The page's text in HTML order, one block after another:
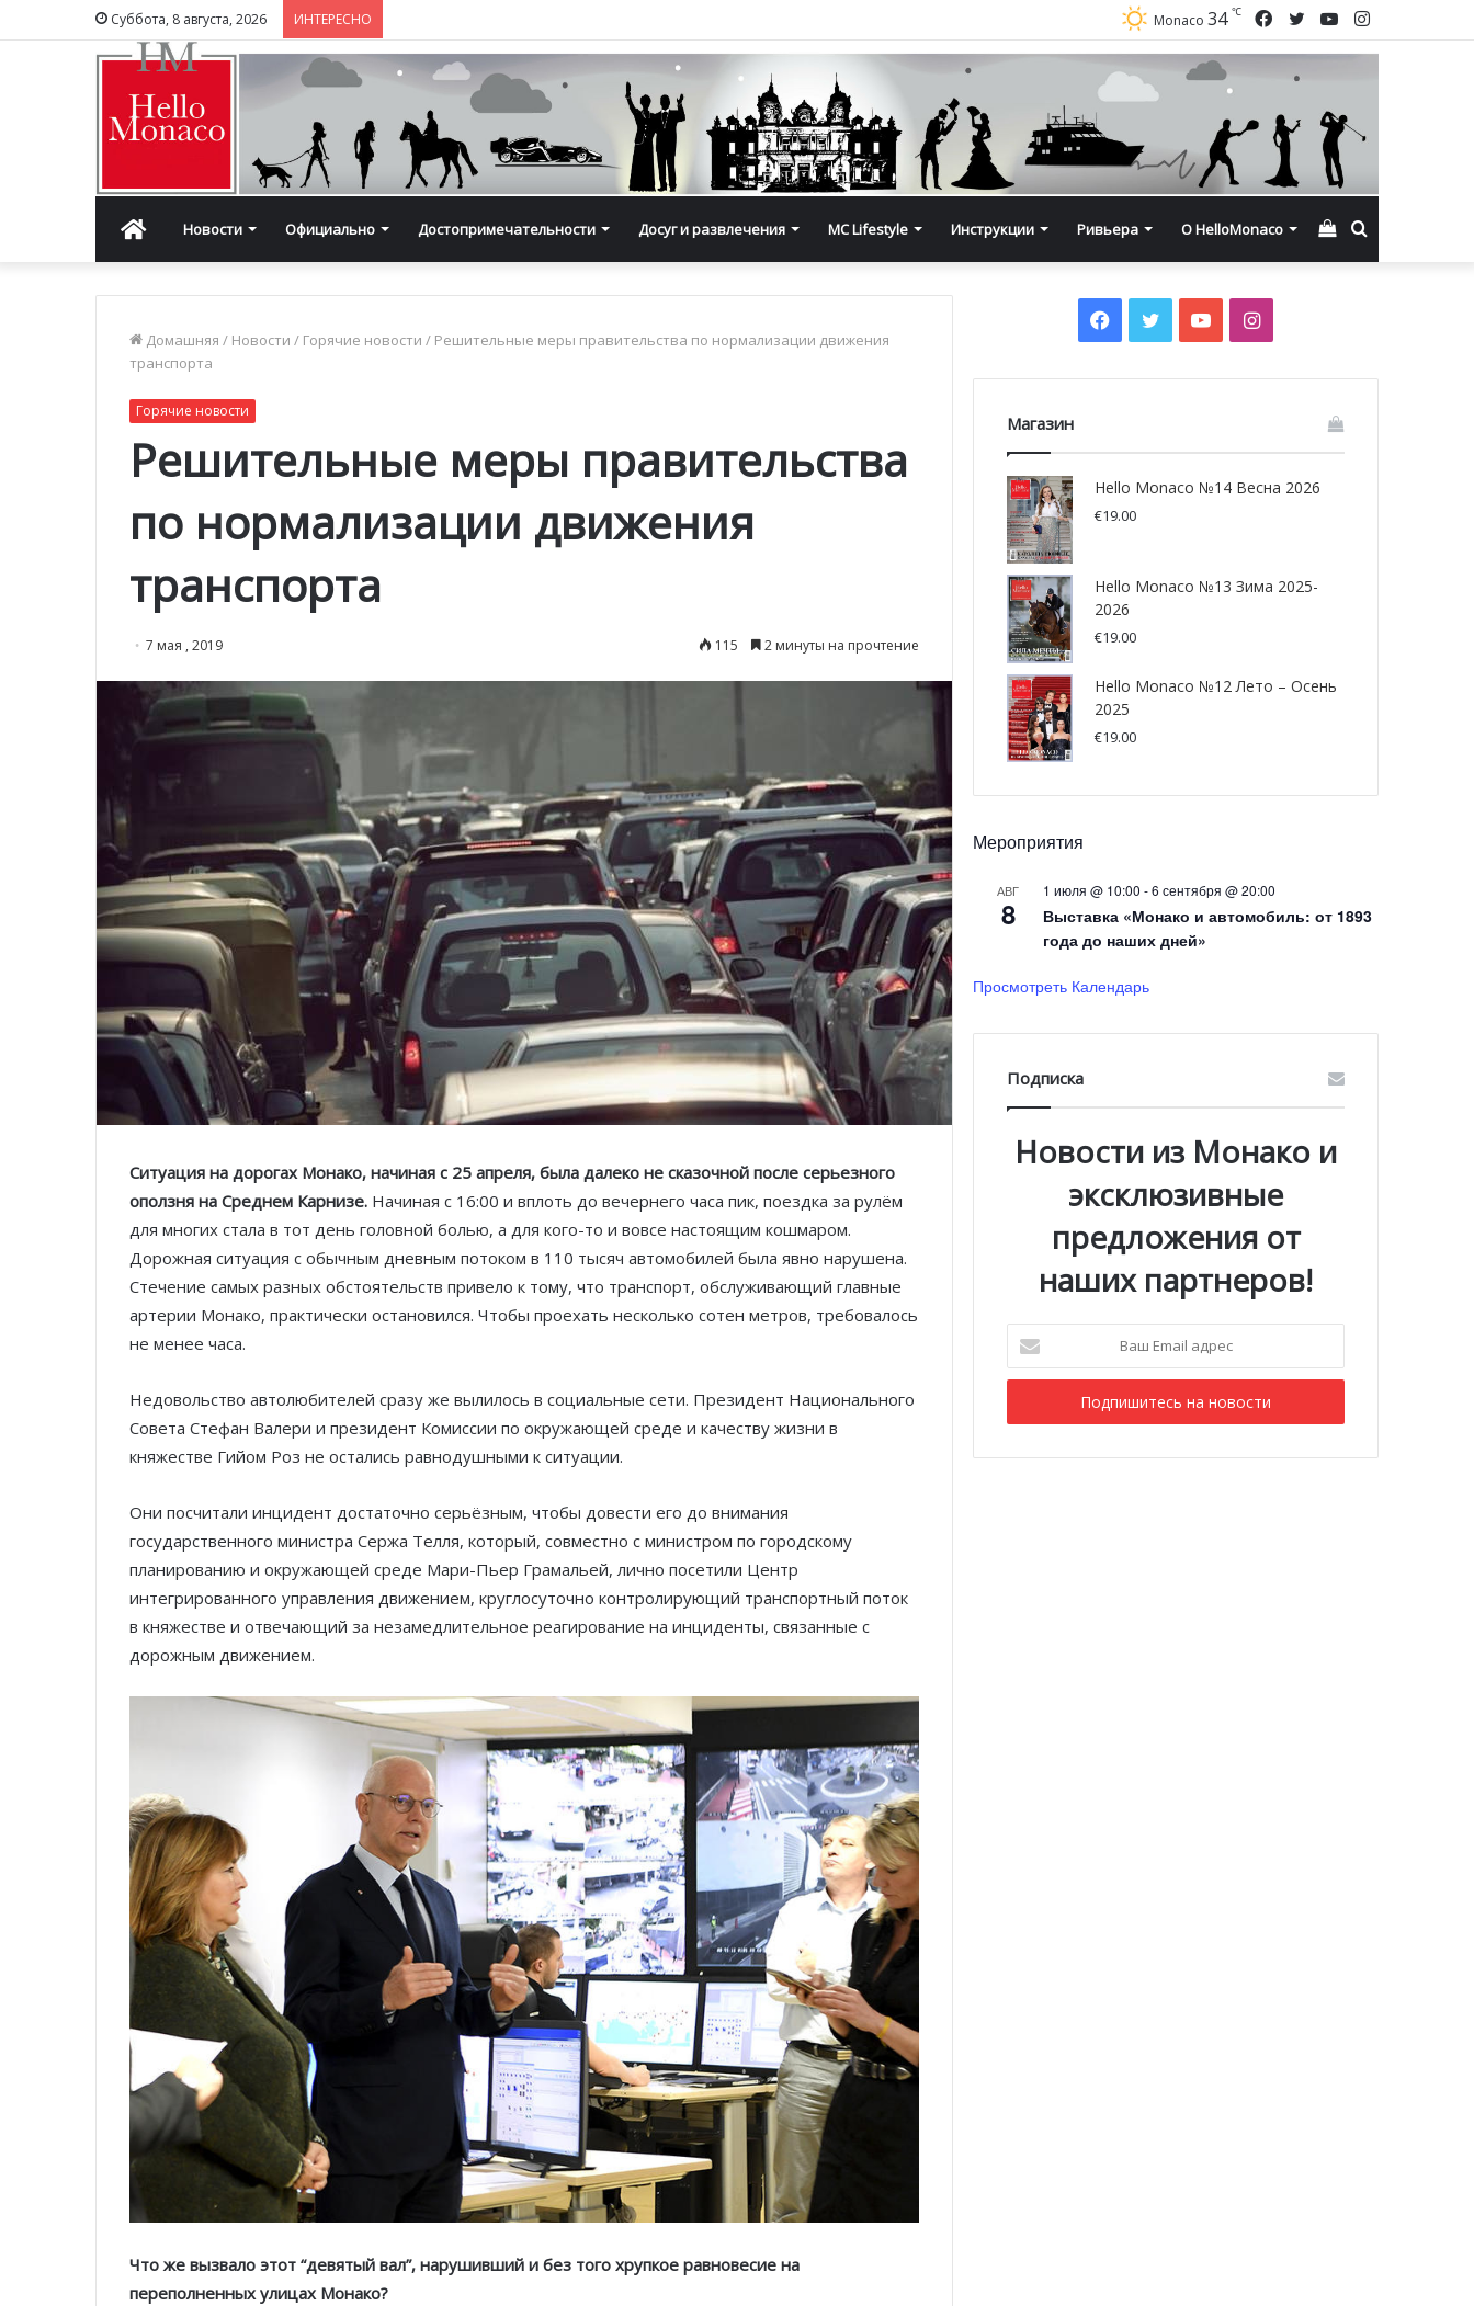
Суббота, 8 августа, 2026 ИНТЕРЕСНО Instagram
YouTube
Twitter
Facebook
Monaco 34 ℃
ГлавнаяНовости Официально Достопримечательности Досуг и развлечения MC Lifestyle Инструкции Ривьера О HelloMonaco Смотреть
Домашняя / Новости / Горячие новости / Решительные меры правительства по нормализации движения
транспорта
Горячие новости
Решительные меры правительства
по нормализации движения
транспорта
7 мая , 2019 115 2 минуты на прочтение
Ситуация на дорогах Монако, начиная с 25 апреля, была далеко не сказочной после серьезного
оползня на Среднем Карнизе. Начиная с 16:00 и вплоть до вечернего часа пик, поездка за рулём
для многих стала в тот день головной болью, а для кого-то и вовсе настоящим кошмаром.
Дорожная ситуация с обычным дневным потоком в 110 тысяч автомобилей была явно нарушена.
Стечение самых разных обстоятельств привело к тому, что транспорт, обслуживающий главные
артерии Монако, практически остановился. Чтобы проехать несколько сотен метров, требовалось
не менее часа.
Недовольство автолюбителей сразу же вылилось в социальные сети. Президент Национального
Совета Стефан Валери и президент Комиссии по окружающей среде и качеству жизни в
княжестве Гийом Роз не остались равнодушными к ситуации.
Они посчитали инцидент достаточно серьёзным, чтобы довести его до внимания
государственного министра Сержа Телля, который, совместно с министром по городскому
планированию и окружающей среде Мари-Пьер Грамальей, лично посетили Центр
интегрированного управления движением, круглосуточно контролирующий транспортный поток
в княжестве и отвечающий за незамедлительное реагирование на инциденты, связанные с
дорожным движением.
Что же вызвало этот “девятый вал”, нарушивший и без того хрупкое равновесие на
переполненных улицах Монако?
Facebook
TwitterYouTubeInstagram
Магазин
Hello Monaco №14 Весна 2026
€19.00
Hello Monaco №13 Зима 2025-
2026
€19.00
Hello Monaco №12 Лето – Осень
2025
€19.00
Мероприятия
АВГ
8
1 июля @ 10:00 -6 сентября @ 20:00
Выставка «Монако и автомобиль: от 1893
года до наших дней»
Просмотреть Календарь
Подписка
Новости из Монако и
эксклюзивные
предложения от
наших партнеров!
Email
адрес